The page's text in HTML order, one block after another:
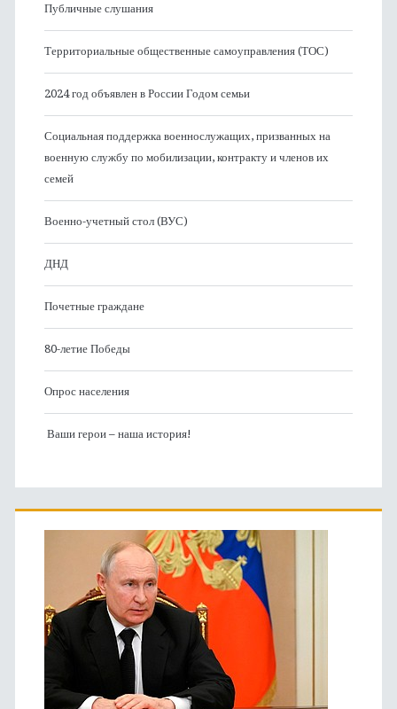
Публичные слушания
Территориальные общественные самоуправления (ТОС)
2024 год объявлен в России Годом семьи
Социальная поддержка военнослужащих, призванных на
военную службу по мобилизации, контракту и членов их
семей
Военно-учетный стол (ВУС)
ДНД
Почетные граждане
80-летие Победы
Опрос населения
Ваши герои – наша история!